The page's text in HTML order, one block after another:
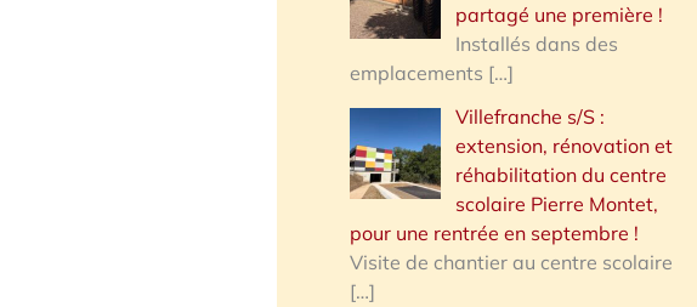
partagé une première !
Installés dans des
emplacements […]
Villefranche s/S :
extension, rénovation et
réhabilitation du centre
scolaire Pierre Montet,
pour une rentrée en septembre !
Visite de chantier au centre scolaire
[…]